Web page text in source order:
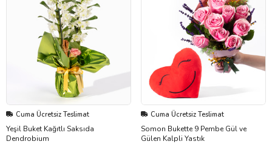
Cuma Ücretsiz Teslimat
Yeşil Buket Kağıtlı Saksıda
Dendrobium
Cuma Ücretsiz Teslimat
Somon Bukette 9 Pembe Gül ve
Gülen Kalpli Yastık